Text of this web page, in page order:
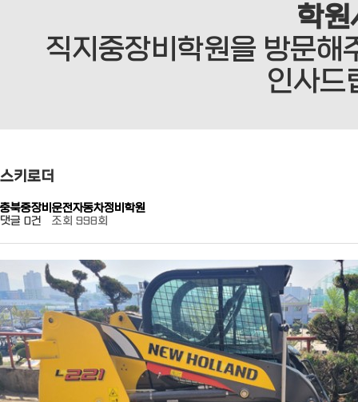
학원
직지중장비학원을 방문해
인사드
스키로더
충북중장비운전자동차정비학원
댓글 0건 조회 998회